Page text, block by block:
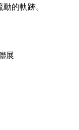
的軌跡。
展